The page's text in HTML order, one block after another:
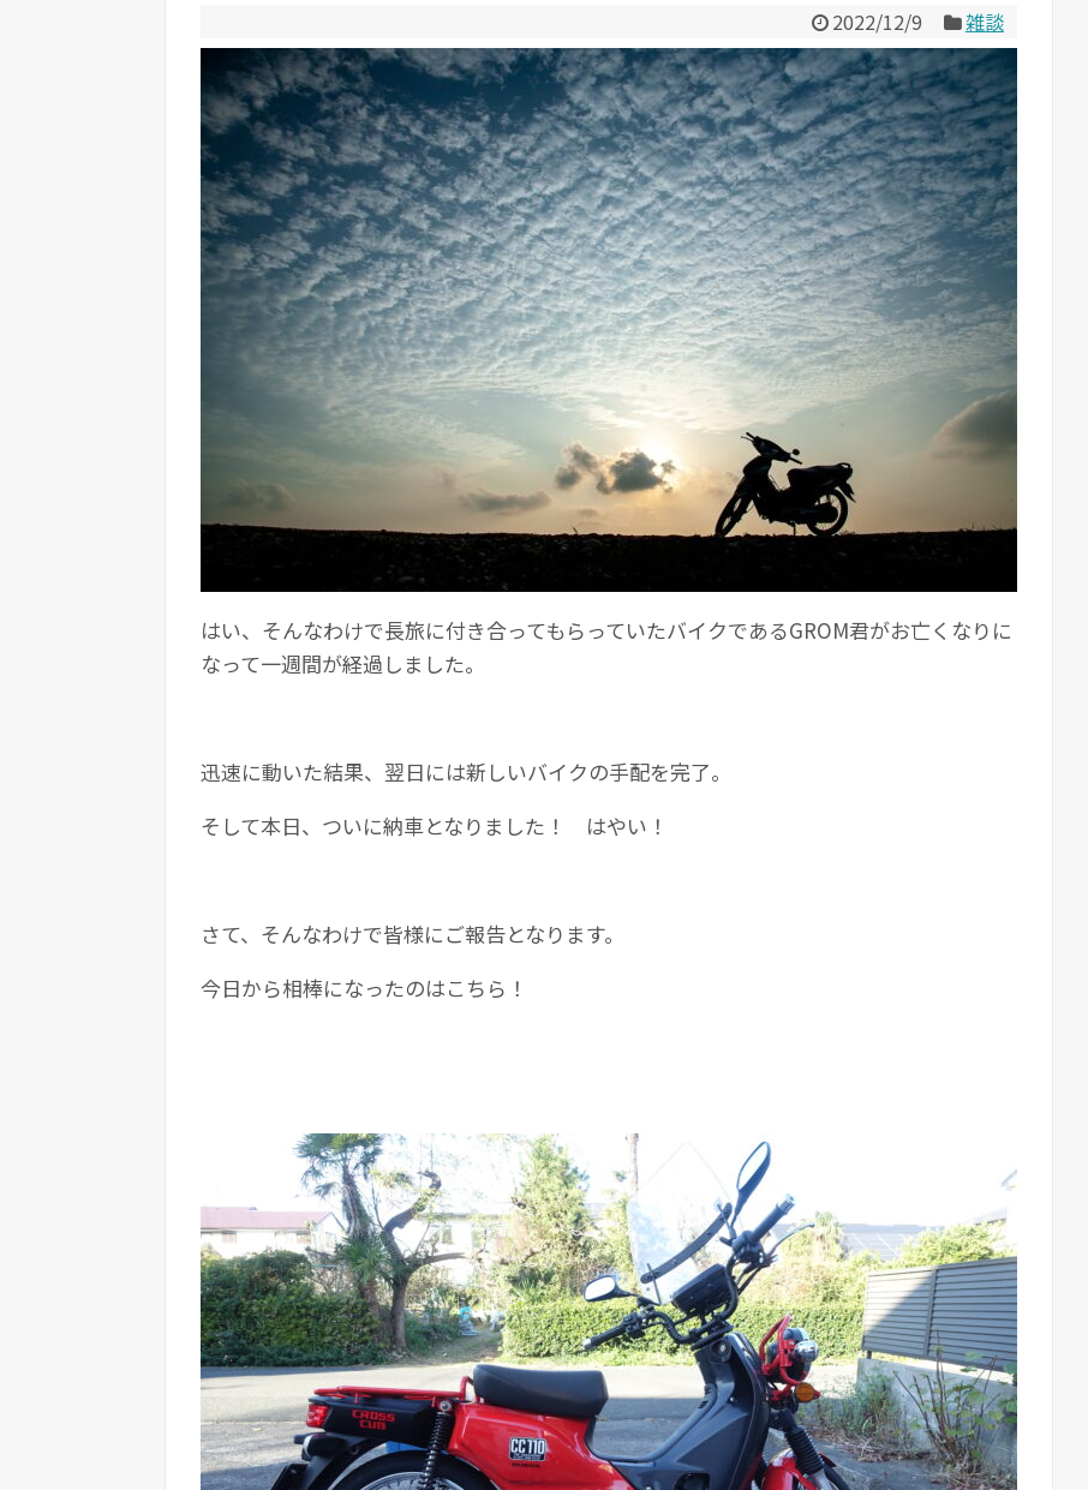
2022/12/9 雑談
はい、そんなわけで長旅に付き合ってもらっていたバイクであるGROM君がお亡くなりに
なって一週間が経過しました。
迅速に動いた結果、翌日には新しいバイクの手配を完了。
そして本日、ついに納車となりました！ はやい！
さて、そんなわけで皆様にご報告となります。
今日から相棒になったのはこちら！